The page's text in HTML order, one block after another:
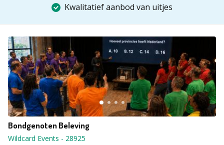
Kwalitatief aanbod van uitjes
Bondgenoten Beleving
Wildcard Events - 28925